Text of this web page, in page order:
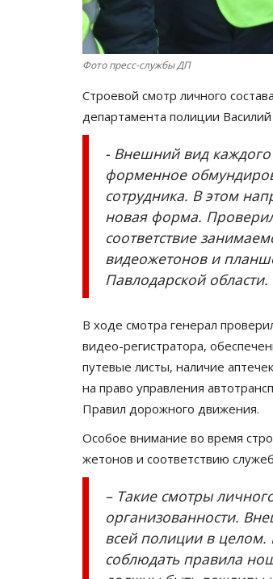
Фото пресс-службы ДП
Строевой смотр личного
департамента полиции
- Внешний вид
форменное
сотрудника. В этом
новая форма.
соответствие
видеожетонов и
Павлодарской области.
В ходе смотра генерал
видео-регистратора,
путевые листы, наличие
на право управления
Правил дорожного движения.
Особое внимание во время
жетонов и соответствию
– Такие смотры
организованности.
всей полиции в
соблюдать правила